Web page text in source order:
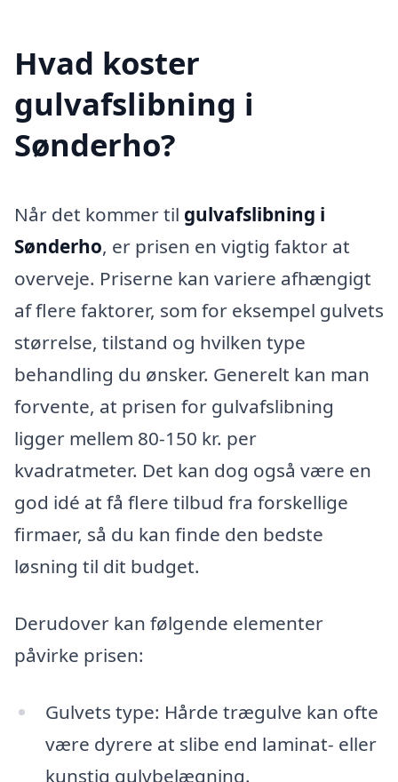
Hvad koster
gulvafslibning i
Sønderho?
Når det kommer til gulvafslibning i
Sønderho, er prisen en vigtig faktor at
overveje. Priserne kan variere afhængigt
af flere faktorer, som for eksempel gulvets
størrelse, tilstand og hvilken type
behandling du ønsker. Generelt kan man
forvente, at prisen for gulvafslibning
ligger mellem 80-150 kr. per
kvadratmeter. Det kan dog også være en
god idé at få flere tilbud fra forskellige
firmaer, så du kan finde den bedste
løsning til dit budget.
Derudover kan følgende elementer
påvirke prisen:
Gulvets type: Hårde trægulve kan ofte
være dyrere at slibe end laminat- eller
kunstig gulvbelægning.